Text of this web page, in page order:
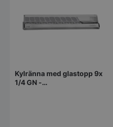
Kylränna med glastopp 9x
1/4 GN -